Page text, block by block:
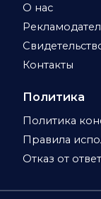
О нас
Контакты
Политика
Политика
Правила
Отказ от